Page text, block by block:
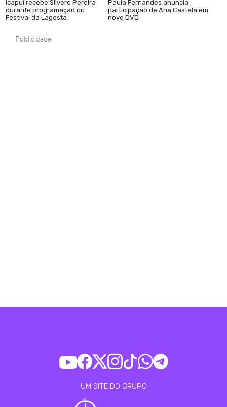
Icapuí recebe Silvero Pereira
durante programação do
Festival da Lagosta
Paula Fernandes anuncia
participação de Ana Castela em
novo DVD
Publicidade
UM SITE DO GRUPO